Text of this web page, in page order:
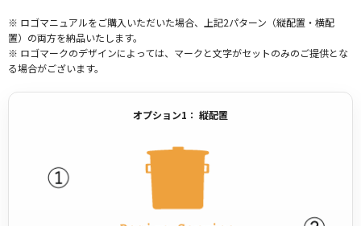
※ ロゴマニュアルをご購入いただいた場合、上記2パターン（縦配置・横配
置）の両方を納品いたします。
※ ロゴマークのデザインによっては、マークと文字がセットのみのご提供とな
る場合がございます。
オプション1： 縦配置